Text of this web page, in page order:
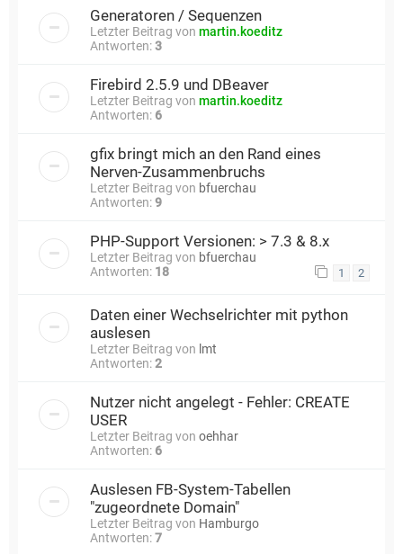
Generatoren / Sequenzen
Letzter Beitrag von martin.koeditz
Antworten:3
Firebird 2.5.9 und DBeaver
Letzter Beitrag von martin.koeditz
Antworten: 6
gfix bringt mich an den Rand eines
Nerven-Zusammenbruchs
Letzter Beitrag von bfuerchau
Antworten:9
PHP-Support Versionen: > 7.3 & 8.x
Letzter Beitrag von bfuerchau
Antworten: 18 1 2
Daten einer Wechselrichter mit python
auslesen
Letzter Beitrag von lmt
Antworten:2
Nutzer nicht angelegt - Fehler: CREATE
USER
Letzter Beitrag von oehhar
Antworten: 6
Auslesen FB-System-Tabellen
"zugeordnete Domain"
Letzter Beitrag von Hamburgo
Antworten:7